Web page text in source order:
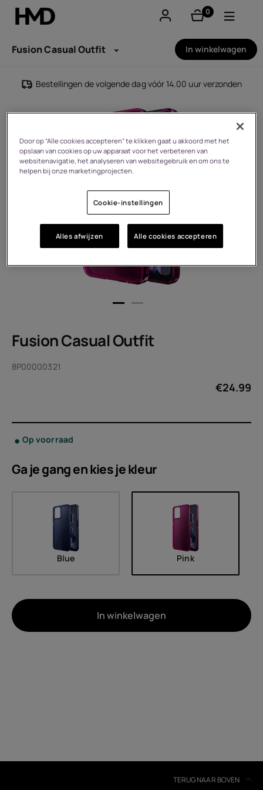
0
product(en)
Smartphones
Feature phones
Accessoires
Aanbiedingen
Fusion Casual Outfit In winkelwagen
Bestellingen de volgende dag vóór 14.00 uur verzonden
Fusion Casual Outfit
8P00000321
€24.99
Op voorraad
Ga je gang en kies jekleur
Blue Pink
In winkelwagen
TERUG NAAR BOVEN
Door op “Alle cookies accepteren” te klikken gaat u akkoord met het
opslaan van cookies op uw apparaat voor het verbeteren van
websitenavigatie, het analyseren van websitegebruik en om ons te
helpen bij onze marketingprojecten.
Cookie-instellingen
Alles afwijzen Alle cookies accepteren